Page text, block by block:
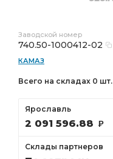
Заводской номер
740.50-1000412-02
КАМАЗ
Всего на складах 0 шт.
Ярославль
2 091 596.88 Р
Склады партнеров